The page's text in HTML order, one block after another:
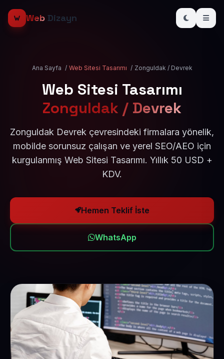
Web Dizayn
Ana Sayfa / Web Sitesi Tasarımı / Zonguldak / Devrek
Web Sitesi Tasarımı
Zonguldak / Devrek
Zonguldak Devrek çevresindeki firmalara yönelik,
mobilde sorunsuz çalışan ve yerel SEO/AEO için
kurgulanmış Web Sitesi Tasarımı. Yıllık 50 USD +
KDV.
Hemen Teklif İste
WhatsApp